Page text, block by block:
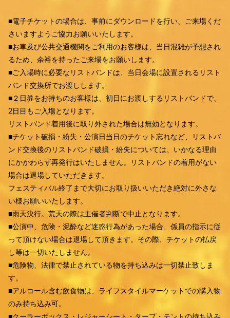
■電子チケットの場合は、事前にダウンロードを行い、ご来場くだ
さいますようご協力お願いいたします。
■お車及び公共交通機関をご利用のお客様は、当日混雑が予想され
るため、余裕を持ったご来場をお願いします。
■ご入場時に必要なリストバンドは、当日会場に設置されるリスト
バンド交換所でお渡しします。
■２日券をお持ちのお客様は、初日にお渡しするリストバンドで、
2日目もご入場となります。
リストバンド着用後に取り外された場合は無効となります。
■チケット破損・紛失・公演日当日のチケット忘れなど、リストバ
ンド交換後のリストバンド破損・紛失については、いかなる理由
にかかわらず再発行はいたしません。リストバンドの着用がない
場合は退場していただきます。
フェスティバル終了まで大切にお取り扱いいただき絶対に外さな
い様お願いいたします。
■雨天決行。荒天の際は主催者判断で中止となります。
■公演中、危険・泥酔など迷惑行為があった場合、係員の指示に従
って頂けない場合は退場して頂きます。その際、チケットの払戻
し等は一切いたしません。
■危険物、法律で禁止されている物を持ち込みは一切禁止致しま
す。
■アルコール含む飲食物は、ライフスタイルマーケットでの購入物
のみ持ち込み可。